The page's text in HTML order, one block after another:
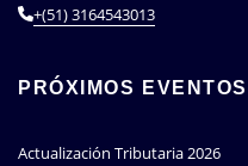
+(51) 3164543013
PRÓXIMOS EVENTOS
Actualización Tributaria 2026